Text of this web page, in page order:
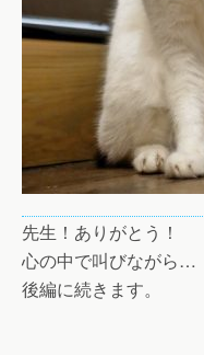
先生！ありがとう！
心の中で叫びながら…
後編に続きます。